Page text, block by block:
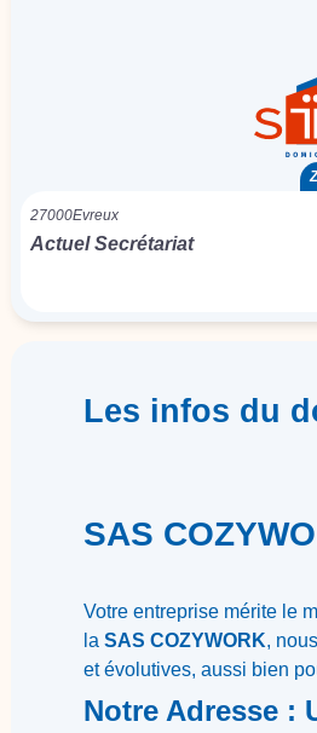
27000Evreux
Actuel Secrétariat
Les infos du
SAS
Votre entreprise mérite le
la SAS COZYWORK,
et évolutives, aussi bien
Notre Adresse :